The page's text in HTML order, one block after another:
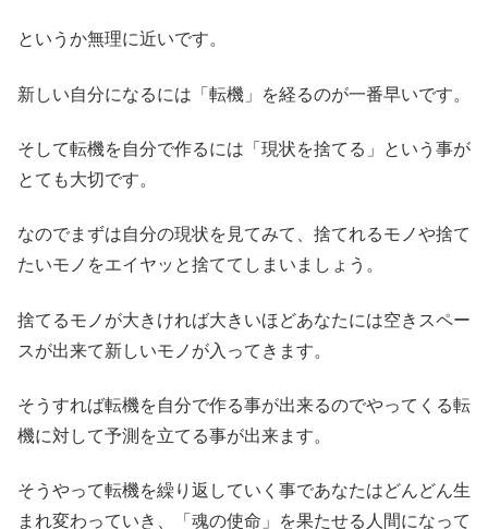
というか無理に近いです。
新しい自分になるには「転機」を経るのが一番早いです。
そして転機を自分で作るには「現状を捨てる」という事が
とても大切です。
なのでまずは自分の現状を見てみて、捨てれるモノや捨て
たいモノをエイヤッと捨ててしまいましょう。
捨てるモノが大きければ大きいほどあなたには空きスペー
スが出来て新しいモノが入ってきます。
そうすれば転機を自分で作る事が出来るのでやってくる転
機に対して予測を立てる事が出来ます。
そうやって転機を繰り返していく事であなたはどんどん生
まれ変わっていき、「魂の使命」を果たせる人間になって